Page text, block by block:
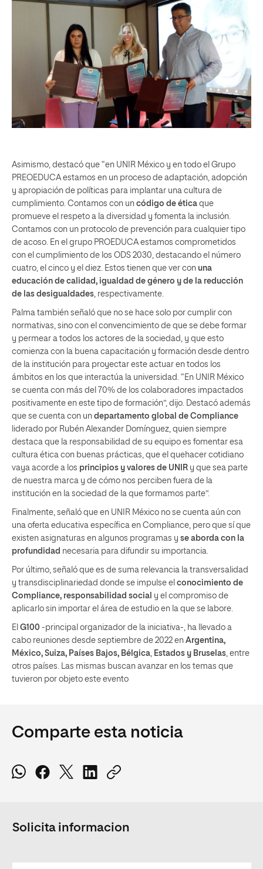
Asimismo, destacó que “en UNIR México y en todo el Grupo
PREOEDUCA estamos en un proceso de adaptación, adopción
y apropiación de políticas para implantar una cultura de
cumplimiento. Contamos con un código de ética que
promueve el respeto a la diversidad y fomenta la inclusión.
Contamos con un protocolo de prevención para cualquier tipo
de acoso. En el grupo PROEDUCA estamos comprometidos
con el cumplimiento de los ODS 2030, destacando el número
cuatro, el cinco y el diez. Estos tienen que ver con una
educación de calidad, igualdad de género y de la reducción
de las desigualdades , respectivamente.
Palma también señaló que no se hace solo por cumplir con
normativas, sino con el convencimiento de que se debe formar
y permear a todos los actores de la sociedad, y que esto
comienza con la buena capacitación y formación desde dentro
de la institución para proyectar este actuar en todos los
ámbitos en los que interactúa la universidad. “En UNIR México
se cuenta con más del 70% de los colaboradores impactados
positivamente en este tipo de formación”, dijo. Destacó además
que se cuenta con un departamento global de Compliance
liderado por Rubén Alexander Domínguez, quien siempre
destaca que la responsabilidad de su equipo es fomentar esa
cultura ética con buenas prácticas, que el quehacer cotidiano
vaya acorde a los principios y valores de UNIR y que sea parte
de nuestra marca y de cómo nos perciben fuera de la
institución en la sociedad de la que formamos parte”.
Finalmente, señaló que en UNIR México no se cuenta aún con
una oferta educativa específica en Compliance, pero que sí que
existen asignaturas en algunos programas y se aborda con la
profundidad necesaria para difundir su importancia.
Por último, señaló que es de suma relevancia la transversalidad
y transdisciplinariedad donde se impulse el conocimiento de
Compliance, responsabilidad social y el compromiso de
aplicarlo sin importar el área de estudio en la que se labore.
El G100 -principal organizador de la iniciativa-, ha llevado a
cabo reuniones desde septiembre de 2022 en Argentina,
México, Suiza, Países Bajos, Bélgica Estados y Bruselas , entre
otros países. Las mismas buscan avanzar en los temas que
tuvieron por objeto este evento
Comparte esta noticia
Solicita informacion